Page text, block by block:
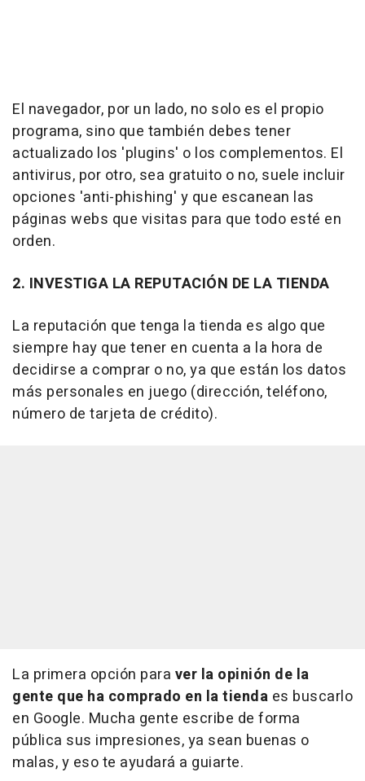
El navegador, por un lado, no solo es el propio
programa, sino que también debes tener
actualizado los 'plugins' o los complementos. El
antivirus, por otro, sea gratuito o no, suele incluir
opciones 'anti-phishing' y que escanean las
páginas webs que visitas para que todo esté en
orden.
2. INVESTIGA LA REPUTACIÓN DE LA TIENDA
La reputación que tenga la tienda es algo que
siempre hay que tener en cuenta a la hora de
decidirse a comprar o no, ya que están los datos
más personales en juego (dirección, teléfono,
número de tarjeta de crédito).
La primera opción para ver la opinión de la
gente que ha comprado en la tienda es buscarlo
en Google. Mucha gente escribe de forma
pública sus impresiones, ya sean buenas o
malas, y eso te ayudará a guiarte.